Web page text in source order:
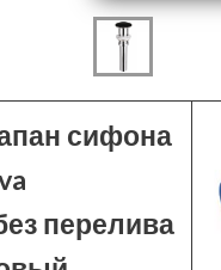
сифона
перелива